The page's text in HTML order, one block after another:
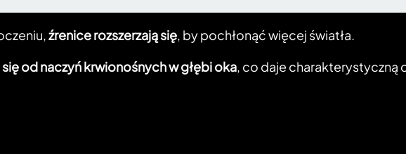
źrenice rozszerzają się, by pochłonąć więcej światła.
od naczyń krwionośnych w głębi oka, co daje charakterystyczną